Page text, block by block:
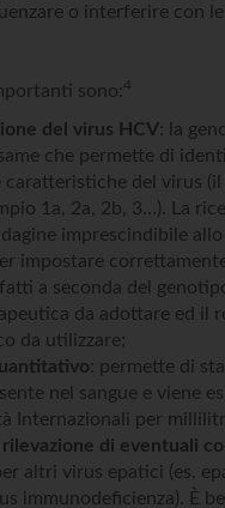
o interferire con
sono:4
del virus HCV: la
che permette di
caratteristiche del virus (il
1a, 2a, 2b, 3…). La
imprescindibile
impostare
a seconda del
da adottare ed il
da utilizzare;
: permette di
nel sangue e viene
Internazionali per
rilevazione di eventuali
altri virus epatici (es.
immunodeficienza). È